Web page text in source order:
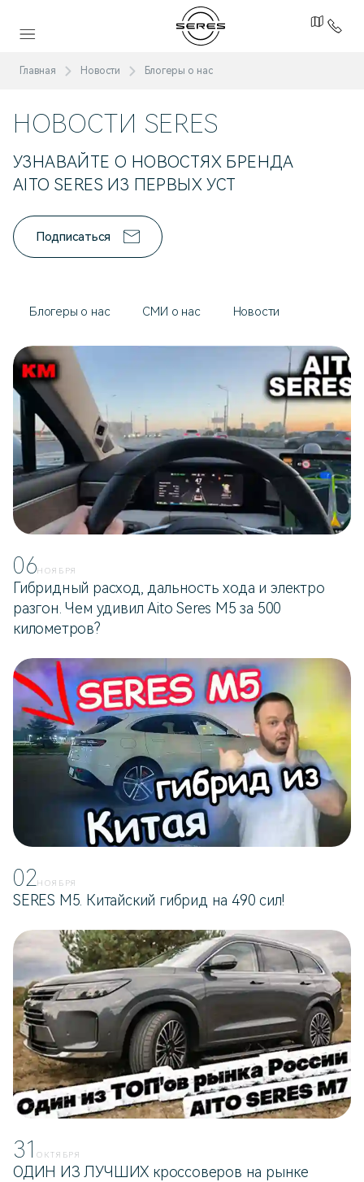
Главная Новости Блогеры о нас
Блогеры о нас СМИ о нас Новости
06НОЯБРЯ
Гибридный расход, дальность хода и электро
разгон. Чем удивил Aito Seres M5 за 500
километров?
02НОЯБРЯ
SERES M5. Китайский гибрид на 490 сил!
31ОКТЯБРЯ
ОДИН ИЗ ЛУЧШИХ кроссоверов на рынке
НОВОСТИ SERES
УЗНАВАЙТЕ О НОВОСТЯХ БРЕНДА
AITO SERES ИЗ ПЕРВЫХ УСТ
Подписаться